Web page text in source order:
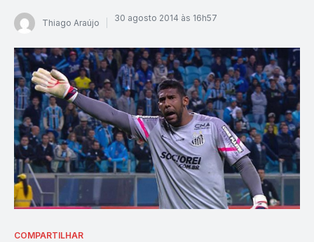
Thiago Araújo 30 agosto 2014 às 16h57
COMPARTILHAR